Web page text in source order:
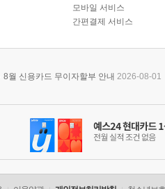
모바일 서비스
간편결제 서비스
8월 신용카드 무이자할부 안내 2026-08-01